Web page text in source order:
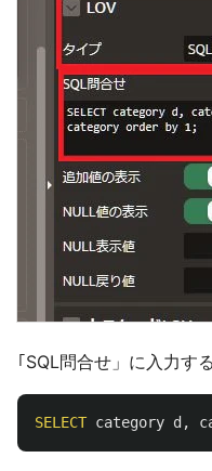
｢SQL問合せ」に入力す
SELECT category d ,